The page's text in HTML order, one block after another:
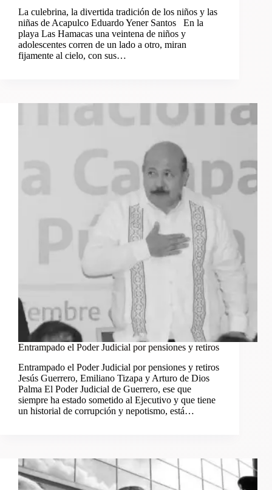
La culebrina, la divertida tradición de los niños y las
niñas de Acapulco Eduardo Yener Santos En la
playa Las Hamacas una veintena de niños y
adolescentes corren de un lado a otro, miran
fijamente al cielo, con sus…
Entrampado el Poder Judicial por pensiones y retiros
Entrampado el Poder Judicial por pensiones y retiros
Jesús Guerrero, Emiliano Tizapa y Arturo de Dios
Palma El Poder Judicial de Guerrero, ese que
siempre ha estado sometido al Ejecutivo y que tiene
un historial de corrupción y nepotismo, está…